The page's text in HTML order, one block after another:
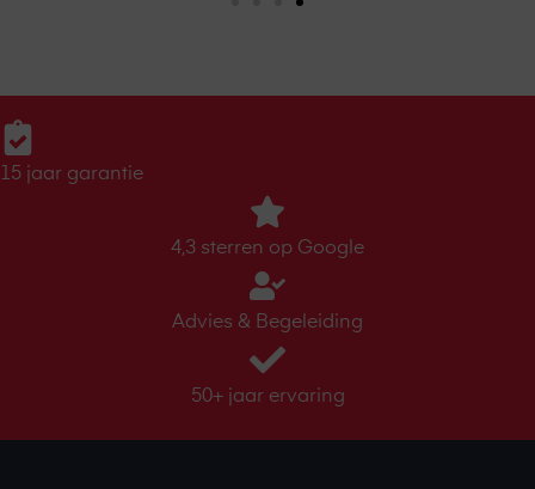
15 jaar garantie
4,3 sterren op Google
Advies & Begeleiding
50+ jaar ervaring